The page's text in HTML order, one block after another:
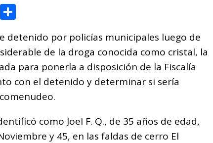
C
m
p
ar
ti
r
detenido por policías municipales luego de
de la droga conocida como cristal, la
para ponerla a disposición de la Fiscalía
con el detenido y determinar si sería
como Joel F. Q., de 35 años de edad,
y 45, en las faldas de cerro El